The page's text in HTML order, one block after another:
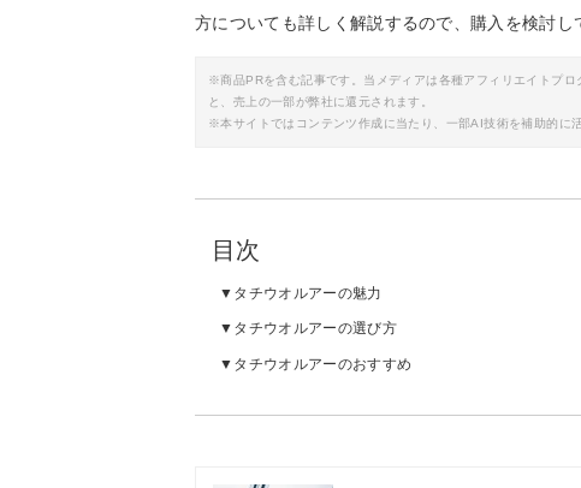
方についても詳しく解説するので、購入を検討し
※商品PRを含む記事です。当メディアは各種アフィリエイトプ
と、売上の一部が弊社に還元されます。
※本サイトではコンテンツ作成に当たり、一部AI技術を補助的に
目次
タチウオルアーの魅力
タチウオルアーの選び方
タチウオルアーのおすすめ